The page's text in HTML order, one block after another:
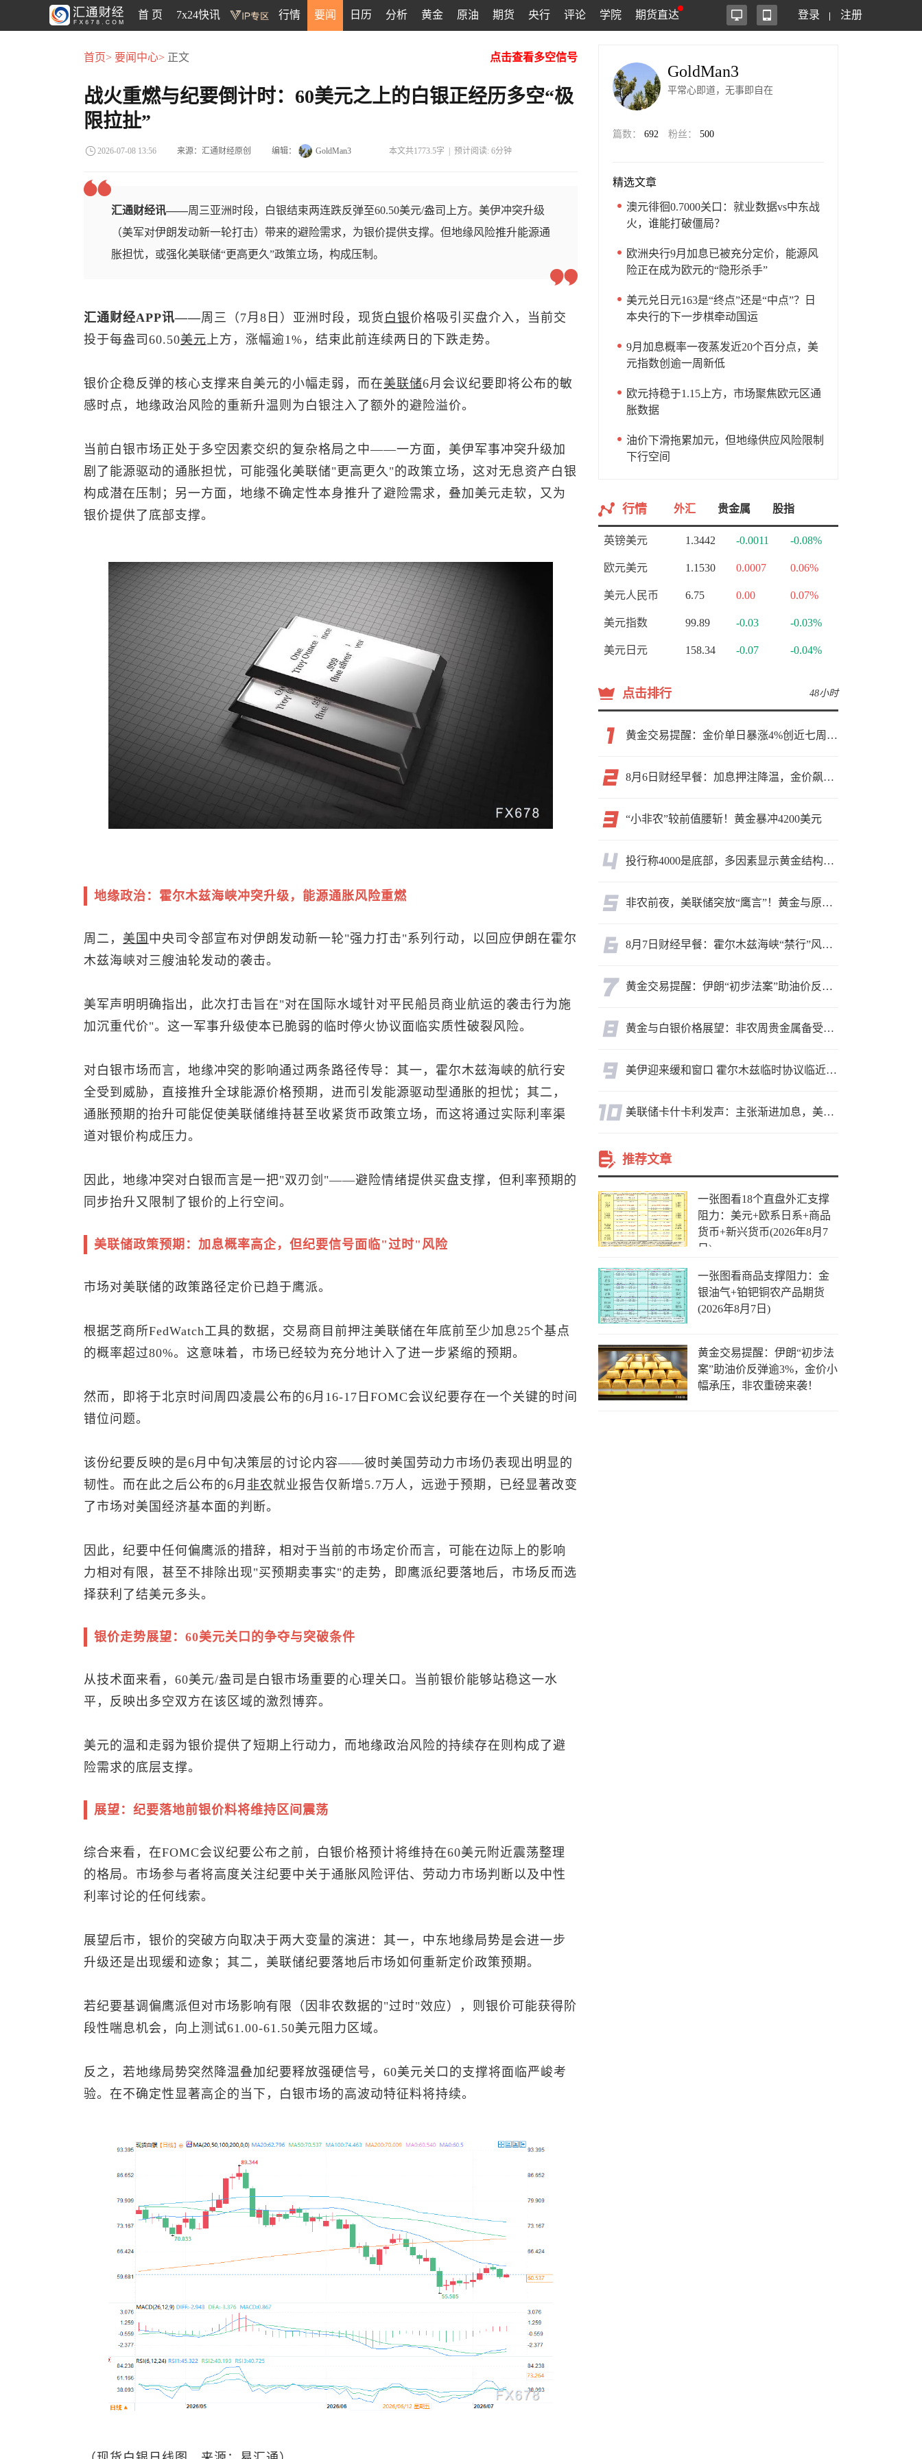
首 页 7x24快讯 行情 要闻 日历 分析 黄金 原油 期货 央行 评论 学院 期货直达 登录 注册
首页> 要闻中心> 正文 点击查看多空信号
战火重燃与纪要倒计时：60美元之上的白银正经历多空“极
限拉扯”
2026-07-08 13:56 来源：汇通财经原创 编辑： GoldMan3 本文共1773.5字 |预计阅读: 6分钟
汇通财经讯——周三亚洲时段，白银结束两连跌反弹至60.50美元/盎司上方。美伊冲突升级
（美军对伊朗发动新一轮打击）带来的避险需求，为银价提供支撑。但地缘风险推升能源通
胀担忧，或强化美联储“更高更久”政策立场，构成压制。
汇通财经APP讯——周三（7月8日）亚洲时段， 现货 白银价格吸引买盘介入，当前交
投于每盎司60.50美元上方，涨幅逾1%，结束此前连续两日的下跌走势。
银价企稳反弹的核心支撑来自美元的小幅走弱，而在美联储6月会议纪要即将公布的敏
感时点，地缘政治风险的重新升温则为白银注入了额外的避险溢价。
当前白银市场正处于多空因素交织的复杂格局之中——一方面，美伊军事冲突升级加
剧了能源驱动的通胀担忧，可能强化美联储"更高更久"的政策立场，这对无息资产白银
构成潜在压制；另一方面，地缘不确定性本身推升了避险需求，叠加美元走软，又为
银价提供了底部支撑。
地缘政治：霍尔木兹海峡冲突升级，能源通胀风险重燃
周二， 美国 中央司令部宣布对伊朗发动新一轮"强力打击"系列行动，以回应伊朗在霍尔
木兹海峡对三艘油轮发动的袭击。
美军声明明确指出，此次打击旨在"对在国际水域针对平民船员商业航运的袭击行为施
加沉重代价"。这一军事升级使本已脆弱的临时停火协议面临实质性破裂风险。
对白银市场而言，地缘冲突的影响通过两条路径传导：其一，霍尔木兹海峡的航行安
全受到威胁，直接推升全球能源价格预期，进而引发能源驱动型通胀的担忧；其二，
通胀预期的抬升可能促使美联储维持甚至收紧货币政策立场，而这将通过实际利率渠
道对银价构成压力。
因此，地缘冲突对白银而言是一把"双刃剑"——避险情绪提供买盘支撑，但利率预期的
同步抬升又限制了银价的上行空间。
美联储政策预期：加息概率高企，但纪要信号面临"过时"风险
市场对美联储的政策路径定价已趋于鹰派。
根据芝商所FedWatch工具的数据，交易商目前押注美联储在年底前至少加息25个基点
的概率超过80%。这意味着，市场已经较为充分地计入了进一步紧缩的预期。
然而，即将于北京时间周四凌晨公布的6月16-17日FOMC会议纪要存在一个关键的时间
错位问题。
该份纪要反映的是6月中旬决策层的讨论内容——彼时美国劳动力市场仍表现出明显的
韧性。而在此之后公布的6月 非农就业报告仅新增5.7万人，远逊于预期，已经显著改变
了市场对美国经济基本面的判断。
因此，纪要中任何偏鹰派的措辞，相对于当前的市场定价而言，可能在边际上的影响
力相对有限，甚至不排除出现"买预期卖事实"的走势，即鹰派纪要落地后，市场反而选
择获利了结美元多头。
银价走势展望：60美元关口的争夺与突破条件
从技术面来看，60美元/盎司是白银市场重要的心理关口。当前银价能够站稳这一水
平，反映出多空双方在该区域的激烈博弈。
美元的温和走弱为银价提供了短期上行动力，而地缘政治风险的持续存在则构成了避
险需求的底层支撑。
展望：纪要落地前银价料将维持区间震荡
综合来看，在FOMC会议纪要公布之前，白银价格预计将维持在60美元附近震荡整理
的格局。市场参与者将高度关注纪要中关于通胀风险评估、劳动力市场判断以及中性
利率讨论的任何线索。
展望后市，银价的突破方向取决于两大变量的演进：其一，中东地缘局势是会进一步
升级还是出现缓和迹象；其二，美联储纪要落地后市场如何重新定价政策预期。
若纪要基调偏鹰派但对市场影响有限（因非农数据的"过时"效应），则银价可能获得阶
段性喘息机会，向上测试61.00-61.50美元阻力区域。
反之，若地缘局势突然降温叠加纪要释放强硬信号，60美元关口的支撑将面临严峻考
验。在不确定性显著高企的当下，白银市场的高波动特征料将持续。
GoldMan3
平常心即道，无事即自在
篇数： 692 粉丝： 500
精选文章
澳元徘徊0.7000关口：就业数据vs中东战
火，谁能打破僵局？
欧洲央行9月加息已被充分定价，能源风
险正在成为欧元的“隐形杀手”
美元兑日元163是“终点”还是“中点”？日
本央行的下一步棋牵动国运
9月加息概率一夜蒸发近20个百分点，美
元指数创逾一周新低
欧元持稳于1.15上方，市场聚焦欧元区通
胀数据
油价下滑拖累加元，但地缘供应风险限制
下行空间
行情 外汇 贵金属 股指
英镑美元 1.3442 -0.0011 -0.08%
欧元美元 1.1530 0.0007 0.06%
美元人民币 6.75 0.00 0.07%
美元指数 99.89 -0.03 -0.03%
美元日元 158.34 -0.07 -0.04%
点击排行 48小时
黄金交易提醒：金价单日暴涨4%创近七周新高，加息预期降温叠加霍尔木兹“暂停信号”，牛市重启了？
8月6日财经早餐：加息押注降温，金价飙升至近两个月高位，地缘缓和预期，美油75关口拉锯
“小非农”较前值腰斩！黄金暴冲4200美元
投行称4000是底部，多因素显示黄金结构性机会显现
非农前夜，美联储突放“鹰言”！黄金与原油为何联手反攻？
8月7日财经早餐：霍尔木兹海峡“禁行”风波再起，油价急涨金价承压，非农夜市场博弈加剧
黄金交易提醒：伊朗“初步法案”助油价反弹逾3%，金价小幅承压，非农重磅来袭！
黄金与白银价格展望：非农周贵金属备受关注，黄金测试关键突破位
美伊迎来缓和窗口 霍尔木兹临时协议临近落地
美联储卡什卡利发声：主张渐进加息，美联储内部政策分歧
推荐文章
一张图看18个直盘外汇支撑
阻力：美元+欧系日系+商品
货币+新兴货币(2026年8月7
日)
一张图看商品支撑阻力：金
银油气+铂钯铜农产品期货
(2026年8月7日)
黄金交易提醒：伊朗“初步法
案”助油价反弹逾3%，金价小
幅承压，非农重磅来袭！